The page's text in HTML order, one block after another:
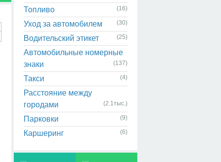
Топливо (16)
Уход за автомобилем (30)
Водительский этикет (25)
Автомобильные номерные
знаки
(137)
Такси (4)
Расстояние между
городами
(2.1тыс.)
Парковки (9)
Каршеринг (6)